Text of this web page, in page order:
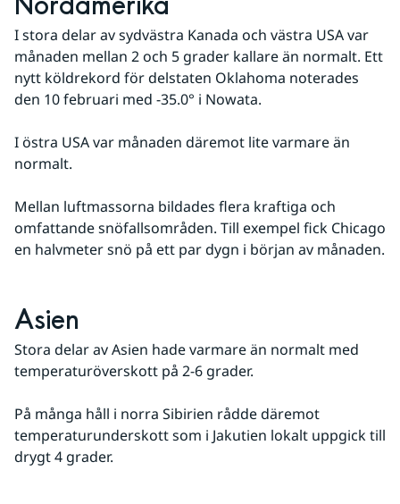
I stora delar av sydvästra Kanada och västra USA var
månaden mellan 2 och 5 grader kallare än normalt. Ett
nytt köldrekord för delstaten Oklahoma noterades
den 10 februari med -35.0° i Nowata.
I östra USA var månaden däremot lite varmare än
normalt.
Mellan luftmassorna bildades flera kraftiga och
omfattande snöfallsområden. Till exempel fick Chicago
en halvmeter snö på ett par dygn i början av månaden.
Asien
Stora delar av Asien hade varmare än normalt med
temperaturöverskott på 2-6 grader.
På många håll i norra Sibirien rådde däremot
temperaturunderskott som i Jakutien lokalt uppgick till
drygt 4 grader.